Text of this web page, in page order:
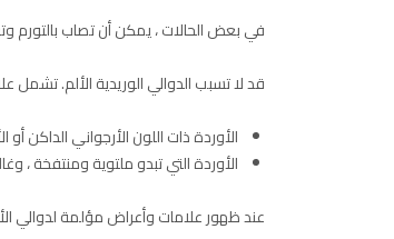
في بعض الحالات ، يمكن أن تصاب بالتورم
قد لا تسبب الدوالي الوريدية الألم. تشمل
الأوردة ذات اللون الأرجواني الداكن أو
الأوردة التي تبدو ملتوية ومنتفخة ،
عند ظهور علامات وأعراض مؤلمة لدوالي